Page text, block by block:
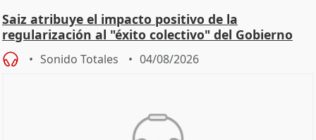
Saiz atribuye el impacto positivo de la
regularización al "éxito colectivo" del Gobierno
Sonido Totales 04/08/2026